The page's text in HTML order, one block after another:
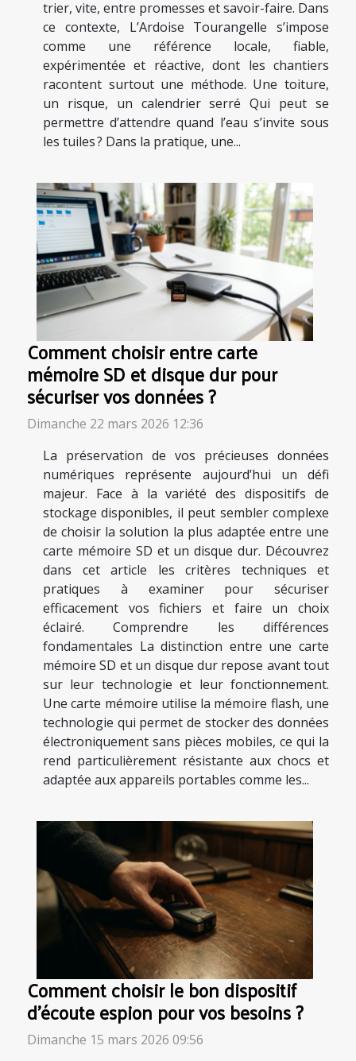
trier, vite, entre promesses et savoir-faire. Dans
ce contexte, L’Ardoise Tourangelle s’impose
comme une référence locale, fiable,
expérimentée et réactive, dont les chantiers
racontent surtout une méthode. Une toiture,
un risque, un calendrier serré Qui peut se
permettre d’attendre quand l’eau s’invite sous
les tuiles ? Dans la pratique, une...
Comment choisir entre carte
mémoire SD et disque dur pour
sécuriser vos données ?
Dimanche 22 mars 2026 12:36
La préservation de vos précieuses données
numériques représente aujourd’hui un défi
majeur. Face à la variété des dispositifs de
stockage disponibles, il peut sembler complexe
de choisir la solution la plus adaptée entre une
carte mémoire SD et un disque dur. Découvrez
dans cet article les critères techniques et
pratiques à examiner pour sécuriser
efficacement vos fichiers et faire un choix
éclairé. Comprendre les différences
fondamentales La distinction entre une carte
mémoire SD et un disque dur repose avant tout
sur leur technologie et leur fonctionnement.
Une carte mémoire utilise la mémoire flash, une
technologie qui permet de stocker des données
électroniquement sans pièces mobiles, ce qui la
rend particulièrement résistante aux chocs et
adaptée aux appareils portables comme les...
Comment choisir le bon dispositif
d'écoute espion pour vos besoins ?
Dimanche 15 mars 2026 09:56